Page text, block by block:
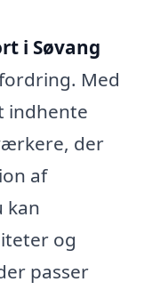
i Søvang
Med
indhente
der
af
kan
og
passer